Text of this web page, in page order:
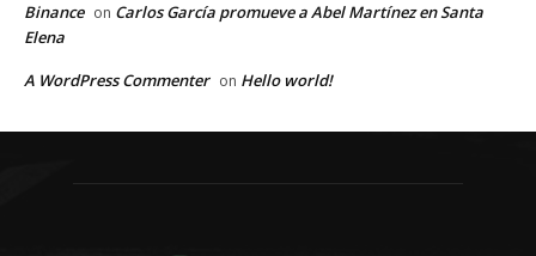
Binance on Carlos García promueve a Abel Martínez en Santa
Elena
A WordPress Commenter on Hello world!